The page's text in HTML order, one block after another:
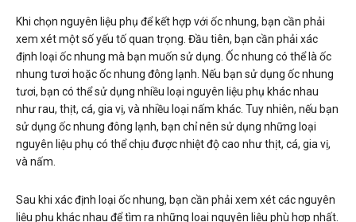
Khi chọn nguyên liệu phụ để kết hợp với ốc nhung, bạn cần phải
xem xét một số yếu tố quan trọng. Đầu tiên, bạn cần phải xác
định loại ốc nhung mà bạn muốn sử dụng. Ốc nhung có thể là ốc
nhung tươi hoặc ốc nhung đông lạnh. Nếu bạn sử dụng ốc nhung
tươi, bạn có thể sử dụng nhiều loại nguyên liệu phụ khác nhau
như rau, thịt, cá, gia vị, và nhiều loại nấm khác. Tuy nhiên, nếu bạn
sử dụng ốc nhung đông lạnh, bạn chỉ nên sử dụng những loại
nguyên liệu phụ có thể chịu được nhiệt độ cao như thịt, cá, gia vị,
và nấm.
Sau khi xác định loại ốc nhung, bạn cần phải xem xét các nguyên
liệu phụ khác nhau để tìm ra những loại nguyên liệu phù hợp nhất.